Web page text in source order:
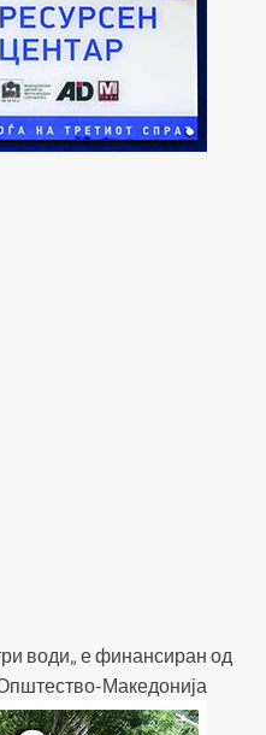
води„ е финансиран од
Македонија